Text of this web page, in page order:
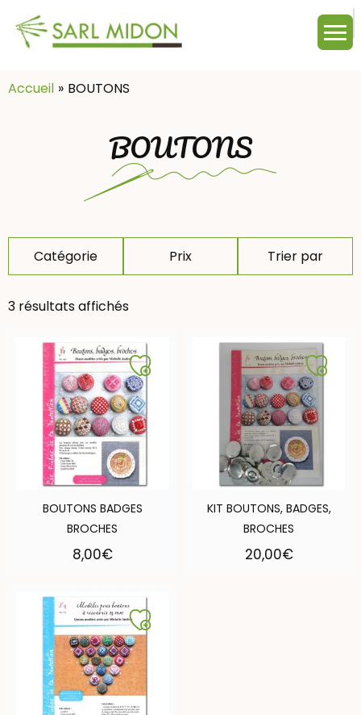
Accueil
BOUTONS
BOUTONS
Catégorie Prix Trier par
3 résultats affichés
BOUTONS BADGES
BROCHES
8,00€
KIT BOUTONS, BADGES,
BROCHES
20,00€